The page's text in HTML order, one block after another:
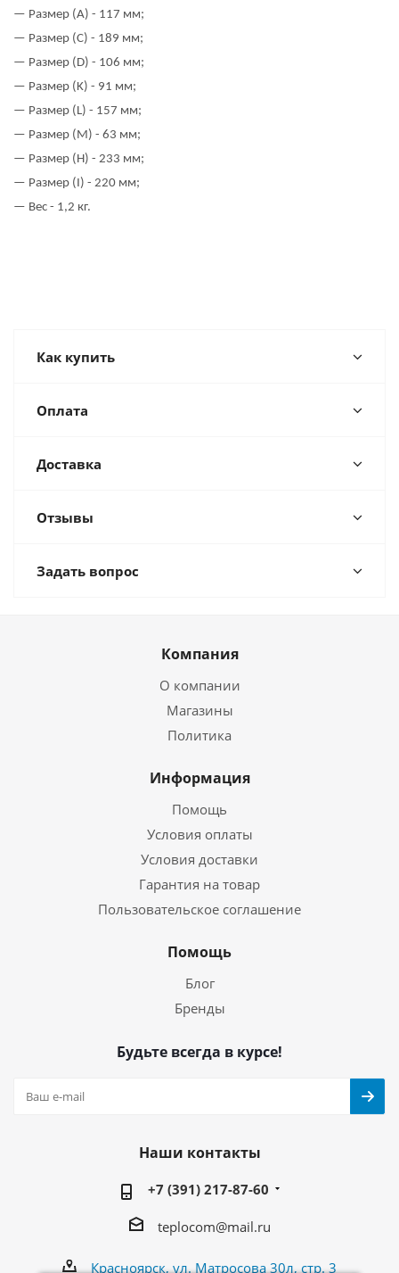
— Размер (A) - 117 мм;
— Размер (C) - 189 мм;
— Размер (D) - 106 мм;
— Размер (K) - 91 мм;
— Размер (L) - 157 мм;
— Размер (M) - 63 мм;
— Размер (H) - 233 мм;
— Размер (I) - 220 мм;
— Вес - 1,2 кг.
Как купить
Оплата
Доставка
Отзывы
Задать вопрос
Компания
О компании
Магазины
Политика
Информация
Помощь
Условия оплаты
Условия доставки
Гарантия на товар
Пользовательское соглашение
Помощь
Блог
Бренды
Будьте всегда в курсе!
Наши контакты
+7 (391) 217-87-60
teplocom@mail.ru
Красноярск, ул. Матросова 30л, стр. 3